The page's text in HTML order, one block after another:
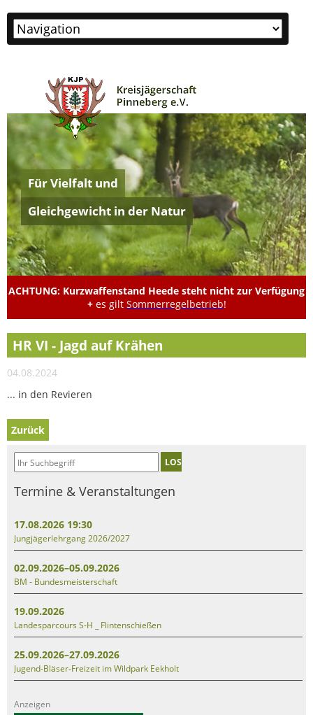
Zielseite
Für Vielfalt und
Gleichgewicht in der Natur
ACHTUNG: Kurzwaffenstand Heede steht nicht zur Verfügung
+ es gilt Sommerregelbetrieb!
HR VI - Jagd auf Krähen
04.08.2024
... in den Revieren
Zurück
LOS
Termine & Veranstaltungen
17.08.2026 19:30
Jungjägerlehrgang 2026/2027
02.09.2026–05.09.2026
BM - Bundesmeisterschaft
19.09.2026
Landesparcours S-H _ Flintenschießen
25.09.2026–27.09.2026
Jugend-Bläser-Freizeit im Wildpark Eekholt
Anzeigen